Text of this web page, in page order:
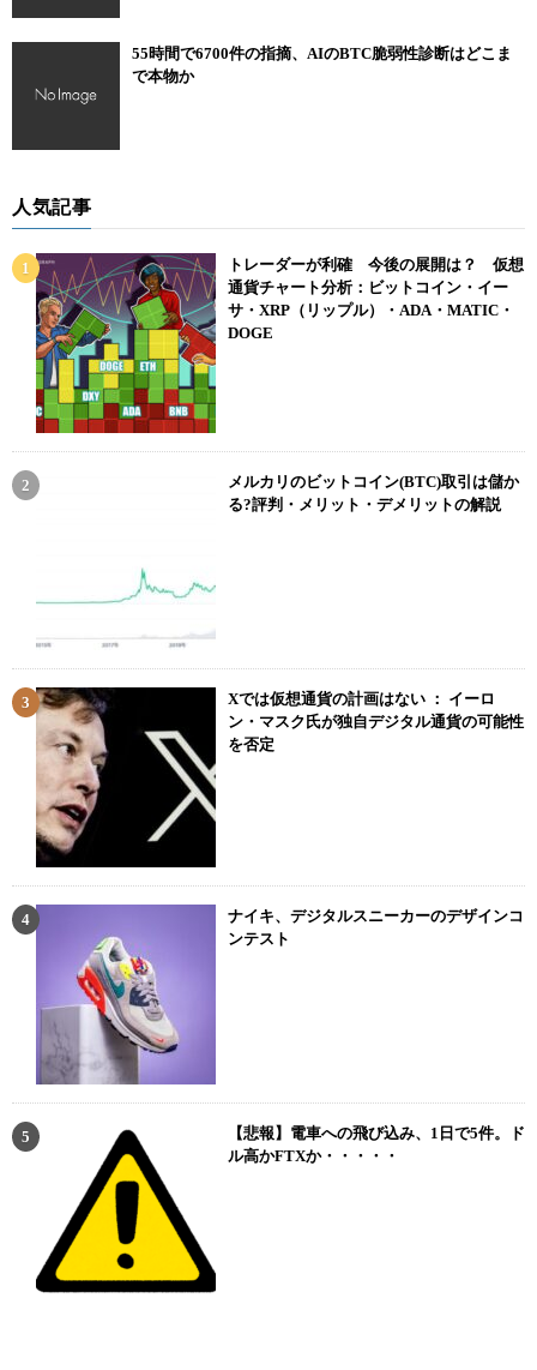
55時間で6700件の指摘、AIのBTC脆弱性診断はどこま
で本物か
人気記事
トレーダーが利確 今後の展開は？ 仮想
通貨チャート分析：ビットコイン・イー
サ・XRP（リップル）・ADA・MATIC・
DOGE
メルカリのビットコイン(BTC)取引は儲か
る?評判・メリット・デメリットの解説
Xでは仮想通貨の計画はない ： イーロ
ン・マスク氏が独自デジタル通貨の可能性
を否定
ナイキ、デジタルスニーカーのデザインコ
ンテスト
【悲報】電車への飛び込み、1日で5件。ド
ル高かFTXか・・・・・